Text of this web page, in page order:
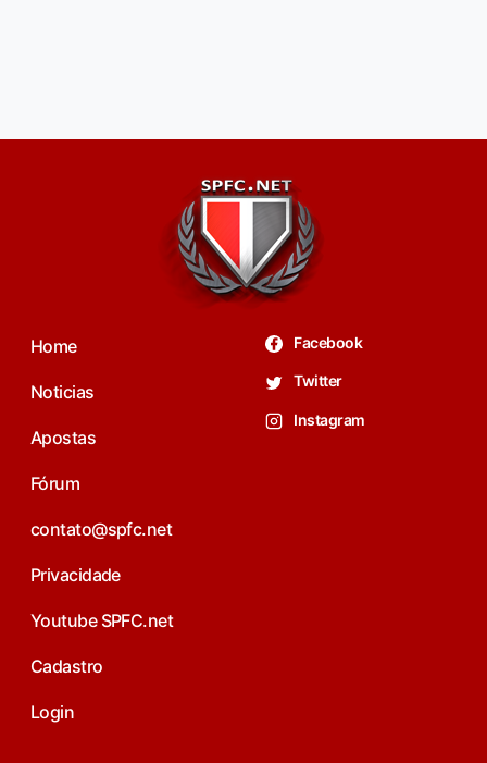
Home
Noticias
Apostas
Fórum
contato@spfc.net
Privacidade
Youtube SPFC.net
Cadastro
Login
Facebook
Twitter
Instagram